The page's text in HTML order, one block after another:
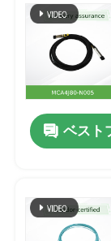
品質管理
ニュース
見積もりを
ベスト